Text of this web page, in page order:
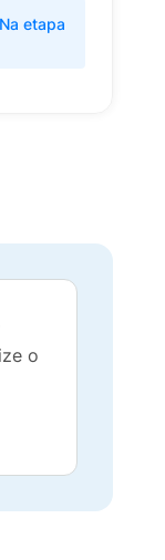
etapa
o